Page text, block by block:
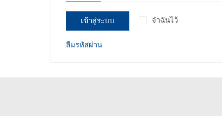
เข้าสู่ระบบ จำฉันไว้
ลืมรหัสผ่าน